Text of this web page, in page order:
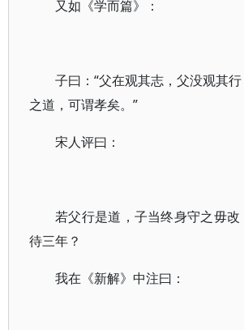
又如《学而篇》：
子曰：“父在观其志，父没观其
之道，可谓孝矣。”
宋人评曰：
若父行是道，子当终身守之毋
待三年？
我在《新解》中注曰：